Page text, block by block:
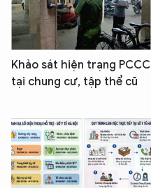
Khảo sát hiện trạng PCCC
tại chung cư, tập thể cũ